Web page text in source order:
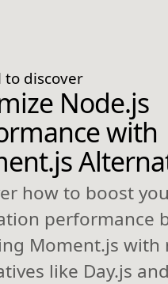
to discover
Node.js
with
how to boost
performance
Moment.js with
like Day.js